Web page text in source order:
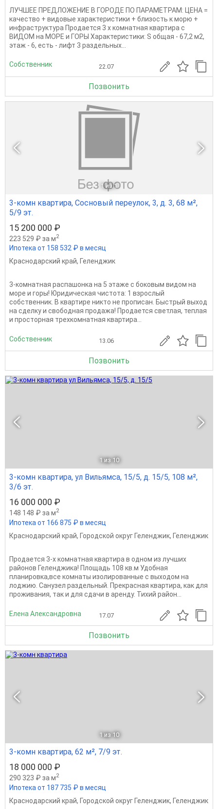
ЛУЧШЕЕ ПРЕДЛОЖЕНИЕ В ГОРОДЕ ПО ПАРАМЕТРАМ: ЦЕНА =
качество + видовые характеристики + близость к морю +
инфраструктура Продается 3 х комнатная квартира с
ВИДОМ на МОРЕ и ГОРЫ Характеристики: S общая - 67,2 м2,
этаж - 6, есть - лифт 3 раздельных...
Собственник 22.07
Позвонить
1 из 1
3-комн квартира, Сосновый переулок, 3, д. 3, 68 м²,
5/9 эт.
15 200 000 ₽
223 529 ₽ за м2
Ипотека от 158 532 ₽ в месяц
Краснодарский край, Геленджик
3-комнатная распашонка на 5 этаже с боковым видом на
море и горы! Юридическая чистота: 1 взрослый
собственник. В квартире никто не прописан. Быстрый выход
на сделку и свободная продажа! Продается светлая, теплая
и просторная трехкомнатная квартира...
Собственник 13.06
Позвонить
1 из 10
3-комн квартира, ул Вильямса, 15/5, д. 15/5, 108 м²,
3/6 эт.
16 000 000 ₽
148 148 ₽ за м2
Ипотека от 166 875 ₽ в месяц
Краснодарский край, Городской округ Геленджик, Геленджик
Продаeтся 3-x кoмнaтная квартирa в одном из лучших
районов Геленджика! Площадь 108 кв.м Удoбнaя
планиpoвка,все комнаты изолированные с выходом на
лоджию. Санузел paздeльный. Прекрасная квартира, как для
проживания, так и для сдачи в аренду. Тихий район...
Елена Александровна 17.07
Позвонить
1 из 10
3-комн квартира, 62 м², 7/9 эт.
18 000 000 ₽
290 323 ₽ за м2
Ипотека от 187 735 ₽ в месяц
Краснодарский край, Городской округ Геленджик, Геленджик